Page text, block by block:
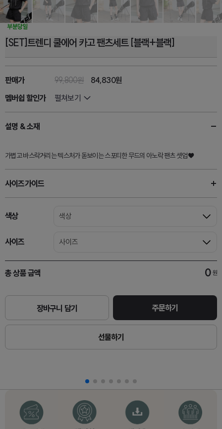
[SET]트렌디 쿨에어 카고 팬츠세트 [블랙+블랙]
판매가 99,800원 84,830원
멤버쉽 할인가
펼쳐보기
설명 & 소재
가볍고 바스락거리는 텍스처가 돋보이는 스포티한 무드의 아노락 팬츠 셋업♥
사이즈가이드
색상 색상
사이즈 사이즈
총 상품 금액 0 원
장바구니 담기 주문하기
선물하기